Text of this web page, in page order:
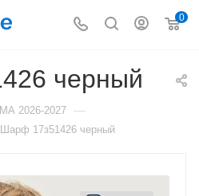
0
черный
2026-2027 —
Шарф 17з51426 черный